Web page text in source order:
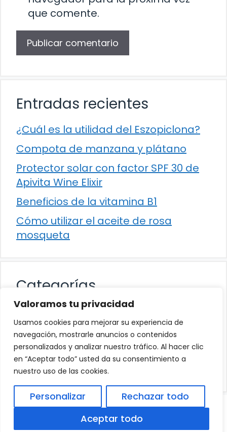
Valoramos tu privacidad
Usamos cookies para mejorar su experiencia de
navegación, mostrarle anuncios o contenidos
personalizados y analizar nuestro tráfico. Al hacer clic
en “Aceptar todo” usted da su consentimiento a
nuestro uso de las cookies.
Personalizar
Rechazar todo
Aceptar todo
que comente.
Entradas recientes
¿Cuál es la utilidad del Eszopiclona?
Compota de manzana y plátano
Protector solar con factor SPF 30 de
Apivita Wine Elixir
Beneficios de la vitamina B1
Cómo utilizar el aceite de rosa
mosqueta
Categorías
Alimentación
Destacados
Hogar
Salud
Política de Privacidad Aviso Legal|
Política de Cookies